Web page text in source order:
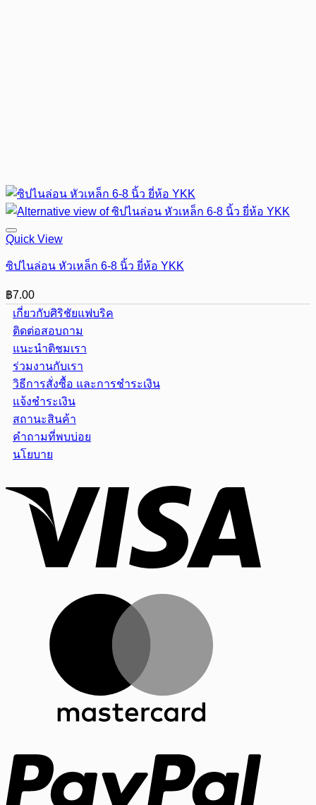
Quick View
ซิปไนล่อน หัวเหล็ก 6-8 นิ้ว ยี่ห้อ YKK
฿7.00
เกี่ยวกับศิริชัยแฟบริค
ติดต่อสอบถาม
แนะนำติชมเรา
ร่วมงานกับเรา
วิธีการสั่งซื้อ และการชำระเงิน
แจ้งชำระเงิน
สถานะสินค้า
คำถามที่พบบ่อย
นโยบาย